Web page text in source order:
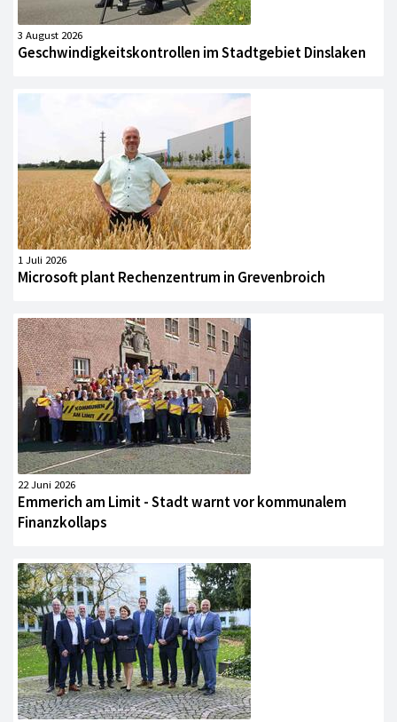
3 August 2026
Geschwindigkeitskontrollen im Stadtgebiet Dinslaken
1 Juli 2026
Microsoft plant Rechenzentrum in Grevenbroich
22 Juni 2026
Emmerich am Limit - Stadt warnt vor kommunalem
Finanzkollaps